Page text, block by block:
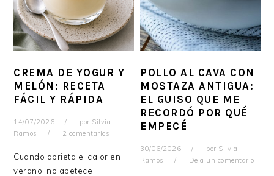
CREMA DE YOGUR Y
MELÓN: RECETA
FÁCIL Y RÁPIDA
14/07/2026 por Silvia
Ramos
2 comentarios
Cuando aprieta el calor en
verano, no apetece
POLLO AL CAVA CON
MOSTAZA ANTIGUA:
EL GUISO QUE ME
RECORDÓ POR QUÉ
EMPECÉ
30/06/2026 por Silvia
Ramos
Deja un comentario